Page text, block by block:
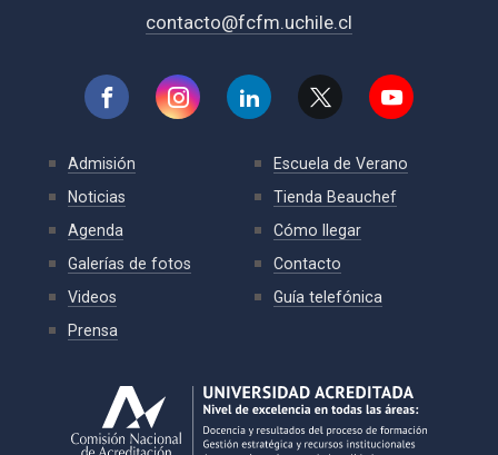
contacto@fcfm.uchile.cl
Admisión
Noticias
Agenda
Galerías de fotos
Videos
Prensa
Escuela de Verano
Tienda Beauchef
Cómo llegar
Contacto
Guía telefónica